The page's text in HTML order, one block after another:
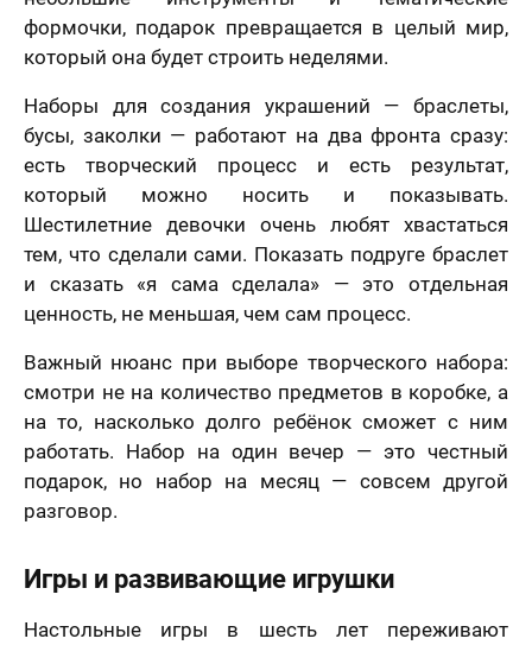
формочки, подарок превращается в целый мир,
который она будет строить неделями.
Наборы для создания украшений — браслеты,
бусы, заколки — работают на два фронта сразу:
есть творческий процесс и есть результат,
который можно носить и показывать.
Шестилетние девочки очень любят хвастаться
тем, что сделали сами. Показать подруге браслет
и сказать «я сама сделала» — это отдельная
ценность, не меньшая, чем сам процесс.
Важный нюанс при выборе творческого набора:
смотри не на количество предметов в коробке, а
на то, насколько долго ребёнок сможет с ним
работать. Набор на один вечер — это честный
подарок, но набор на месяц — совсем другой
разговор.
Игры и развивающие игрушки
Настольные игры в шесть лет переживают